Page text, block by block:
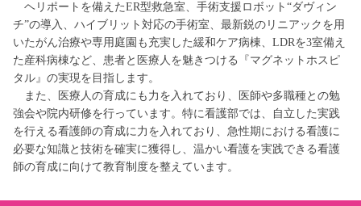
ヘリポートを備えたER型救急室、手術支援ロボット“ダヴィン
チ”の導入、ハイブリット対応の手術室、最新鋭のリニアックを用
いたがん治療や専用庭園も充実した緩和ケア病棟、LDRを3室備え
た産科病棟など、患者と医療人を魅きつける『マグネットホスピ
タル』の実現を目指します。
また、医療人の育成にも力を入れており、医師や多職種との勉
強会や院内研修を行っています。特に看護部では、自立した実践
を行える看護師の育成に力を入れており、急性期における看護に
必要な知識と技術を確実に獲得し、温かい看護を実践できる看護
師の育成に向けて教育制度を整えています。